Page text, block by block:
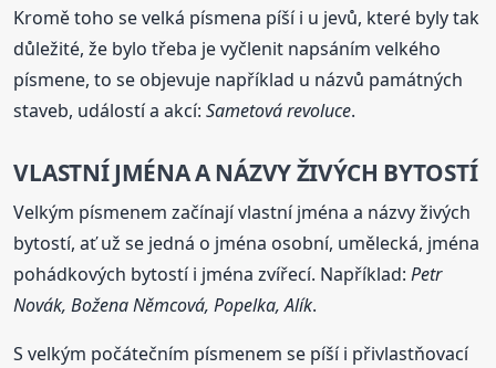
Kromě toho se velká písmena píší i u jevů, které byly tak
důležité, že bylo třeba je vyčlenit napsáním velkého
písmene, to se objevuje například u názvů památných
staveb, událostí a akcí:Sametová revoluce.
VLASTNÍ JMÉNA A NÁZVY ŽIVÝCH BYTOSTÍ
Velkým písmenem začínají vlastní jména a názvy živých
bytostí, ať už se jedná o jména osobní, umělecká, jména
pohádkových bytostí i jména zvířecí. Například:Petr
Novák, Božena Němcová, Popelka, Alík.
S velkým počátečním písmenem se píší i přivlastňovací